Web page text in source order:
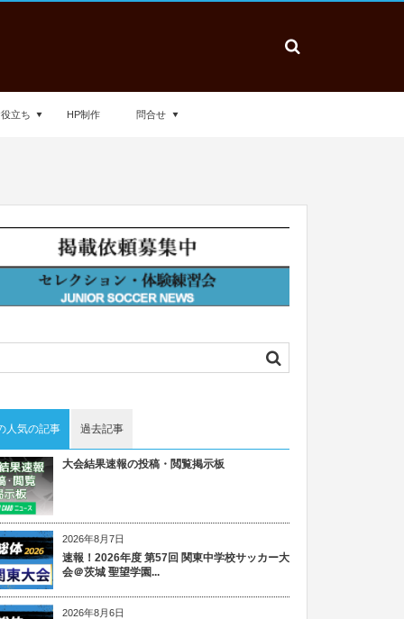
立ち HP制作 問合せ
人気の記事 過去記事
大会結果速報の投稿・閲覧掲示板
2026年8月7日
速報！2026年度 第57回 関東中学校サッカー大
会＠茨城 聖望学園...
2026年8月6日